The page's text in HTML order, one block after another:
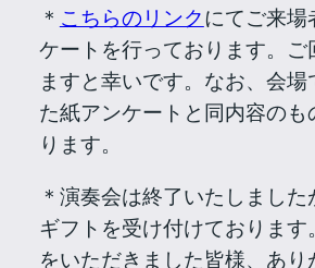
＊ こちらのリンクにてご来
ケートを行っております。ご
ますと幸いです。なお、会場
た紙アンケートと同内容の
ります。
＊演奏会は終了いたしました
ギフトを受け付けておりま
をいただきました皆様、あ